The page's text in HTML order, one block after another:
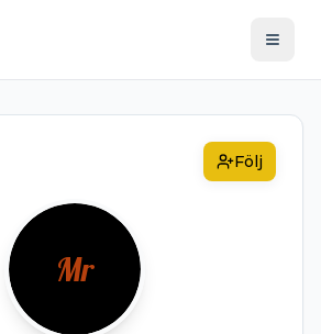
Följ
Mr